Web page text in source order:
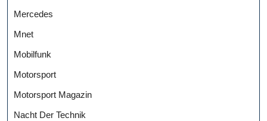
Mercedes
Mnet
Mobilfunk
Motorsport
Motorsport Magazin
Nacht Der Technik